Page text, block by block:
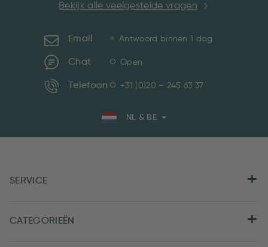
Bekijk alle veelgestelde vragen
Email Antwoord binnen 1 dag
Chat Open
Telefoon +31 (0)20 – 245 63 37
NL & BE
SERVICE
CATEGORIEËN